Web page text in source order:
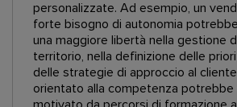
personalizzate. Ad esempio, un
forte bisogno di autonomia
una maggiore libertà nella gestione
territorio, nella definizione delle
delle strategie di approccio al
orientato alla competenza potrebbe